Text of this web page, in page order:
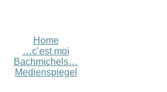
Home
…c’est moi
Bachmichels…
Medienspiegel